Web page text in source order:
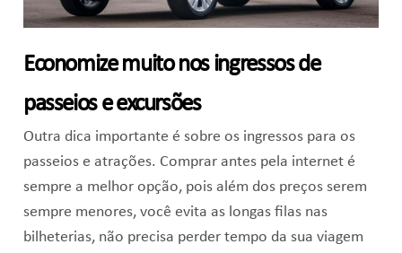
Economize muito nos ingressos de
passeios e excursões
Outra dica importante é sobre os ingressos para os
passeios e atrações. Comprar antes pela internet é
sempre a melhor opção, pois além dos preços serem
sempre menores, você evita as longas filas nas
bilheterias, não precisa perder tempo da sua viagem